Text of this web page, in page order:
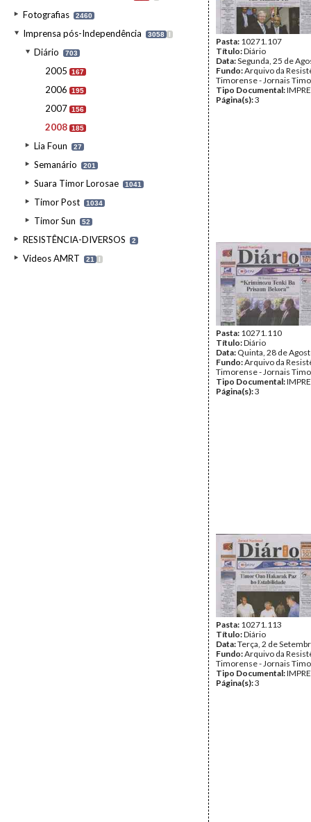
Fotografias 2460
Imprensa pós-Independência 3058 I
Diário 703
2005 167
2006 195
2007 156
2008 185
Lia Foun 27
Semanário 201
Suara Timor Lorosae 1041
Timor Post 1034
Timor Sun 52
RESISTÊNCIA-DIVERSOS 2
Videos AMRT 21 I
Pasta: 10271.107
Título:Diário
Data:Segunda, 25 de
Fundo:Arquivo da
Timorense - Jornais
Tipo Documental:
Página(s):3
Pasta: 10271.110
Título:Diário
Data: Quinta, 28 de
Fundo:Arquivo da
Timorense - Jornais
Tipo Documental:
Página(s):3
Pasta: 10271.113
Título:Diário
Data:Terça, 2 de
Fundo:Arquivo da
Timorense - Jornais
Tipo Documental:
Página(s):3